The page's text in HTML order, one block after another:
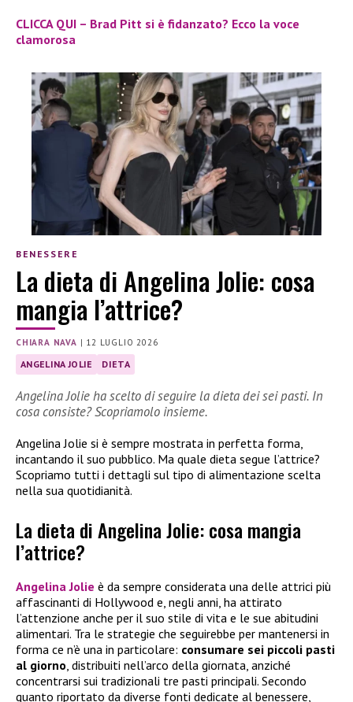
CLICCA QUI – Brad Pitt si è fidanzato? Ecco la voce
clamorosa
BENESSERE
La dieta di Angelina Jolie: cosa
mangia l’attrice?
CHIARA NAVA | 12 LUGLIO 2026
ANGELINA JOLIE DIETA
Angelina Jolie ha scelto di seguire la dieta dei sei pasti. In
cosa consiste? Scopriamolo insieme.
Angelina Jolie si è sempre mostrata in perfetta forma,
incantando il suo pubblico. Ma quale dieta segue l’attrice?
Scopriamo tutti i dettagli sul tipo di alimentazione scelta
nella sua quotidianità.
La dieta di Angelina Jolie: cosa mangia
l’attrice?
Angelina Jolie è da sempre considerata una delle attrici più
affascinanti di Hollywood e, negli anni, ha attirato
l’attenzione anche per il suo stile di vita e le sue abitudini
alimentari. Tra le strategie che seguirebbe per mantenersi in
forma ce n’è una in particolare: consumare sei piccoli pasti
al giorno, distribuiti nell’arco della giornata, anziché
concentrarsi sui tradizionali tre pasti principali. Secondo
quanto riportato da diverse fonti dedicate al benessere,